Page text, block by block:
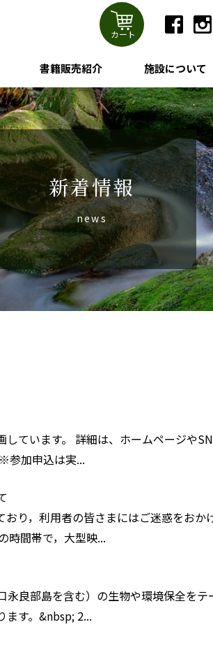
カート
書籍販売紹介 施設について
新着情報
news
ています。 詳細は、ホームページや
参加申込は実...
り，利用者の皆さまにはご迷惑をおか
間帯で，大型映...
良部島を含む）の生物や環境保全をテ
ます。&nbsp; 2...